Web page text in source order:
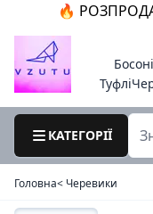
🔥
Туфлі
КАТЕГОРІЇ
Головна< Черевики